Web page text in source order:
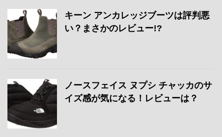
キーン アンカレッジブーツは評判悪
い？まさかのレビュー!?
ノースフェイス ヌプシ チャッカのサ
イズ感が気になる！レビューは？